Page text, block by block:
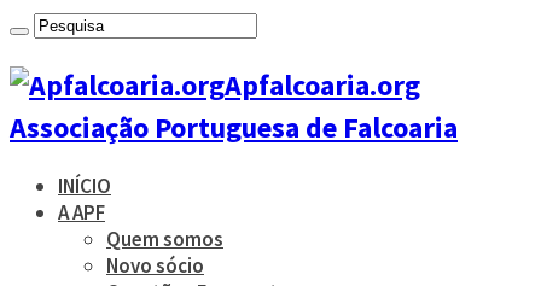
Apfalcoaria.org
Associação Portuguesa de Falcoaria
INÍCIO
A APF
Quem somos
Novo sócio